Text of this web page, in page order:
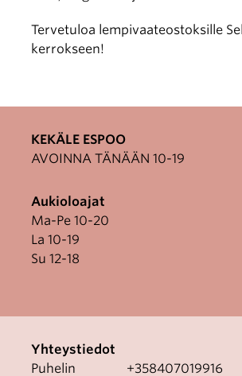
Tervetuloa lempivaateostoksille
kerrokseen!
KEKÄLE ESPOO
AVOINNA TÄNÄÄN 10-19
Aukioloajat
Ma-Pe 10-20
La 10-19
Su 12-18
Yhteystiedot
Puhelin
+358407019916